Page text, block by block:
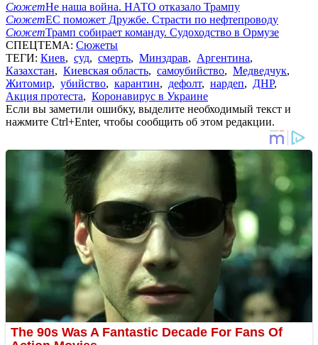
СюжетНе наша война. НАТО отказало Трампу
СюжетЕС поможет Дружбе. Страсти по нефтепроводу
СюжетТрамп собирает команду. Судоходство в Ормузе
СПЕЦТЕМА: Сюжеты
ТЕГИ: Киев, суд, смерть, Минздрав, Аргентина,
Казахстан, Киевская область, самоубийство, Медведчук,
Житомир, убийство, карантин, дефолт, нардеп, ДНР,
Акция протеста, Коронавирус в Украине
Если вы заметили ошибку, выделите необходимый текст и
нажмите Ctrl+Enter, чтобы сообщить об этом редакции.